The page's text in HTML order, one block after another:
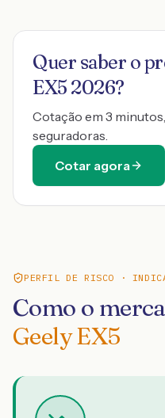
Quer saber o
EX5 2026?
Cotação em 3
seguradoras.
Cotar agora
PERFIL DE RISCO ·
Como o
Geely EX5